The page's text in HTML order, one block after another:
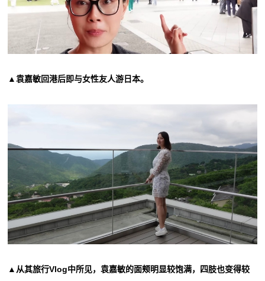
▲袁嘉敏回港后即与女性友人游日本。
▲从其旅行Vlog中所见，袁嘉敏的面颊明显较饱满，四肢也变得较